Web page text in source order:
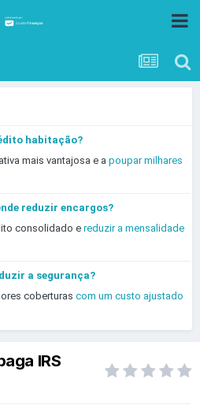
habitação?
mais vantajosa e a poupar milhares
reduzir encargos?
consolidado e reduzir a mensalidade
a segurança?
coberturas com um custo ajustado
IRS